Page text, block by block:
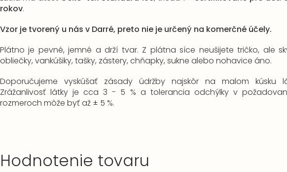
rokov.
Vzor je tvorený u nás v Darré, preto nie je určený na komerčné účely.
Plátno je pevné, jemné a drží tvar. Z plátna síce neušijete tričko, ale
obliečky, vankúšiky, tašky, zástery, chňapky, sukne alebo nohavice áno.
Doporučujeme vyskúšať zásady údržby najskôr na malom kúsku
Zrážanlivosť látky je cca 3 - 5 % a tolerancia odchýlky v
rozmeroch môže byť až ± 5 %.
Hodnotenie tovaru